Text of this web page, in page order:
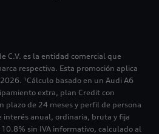
C.V. es la entidad comercial que
respectiva. Esta promoción aplica
¹Cálculo basado en un Audi A6
extra, plan Credit con
plazo de 24 meses y perfil de persona
interés anual, ordinaria, bruta y fija
sin IVA informativo, calculado al